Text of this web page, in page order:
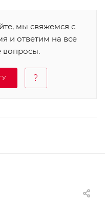
мы свяжемся с
и ответим на все
вопросы.